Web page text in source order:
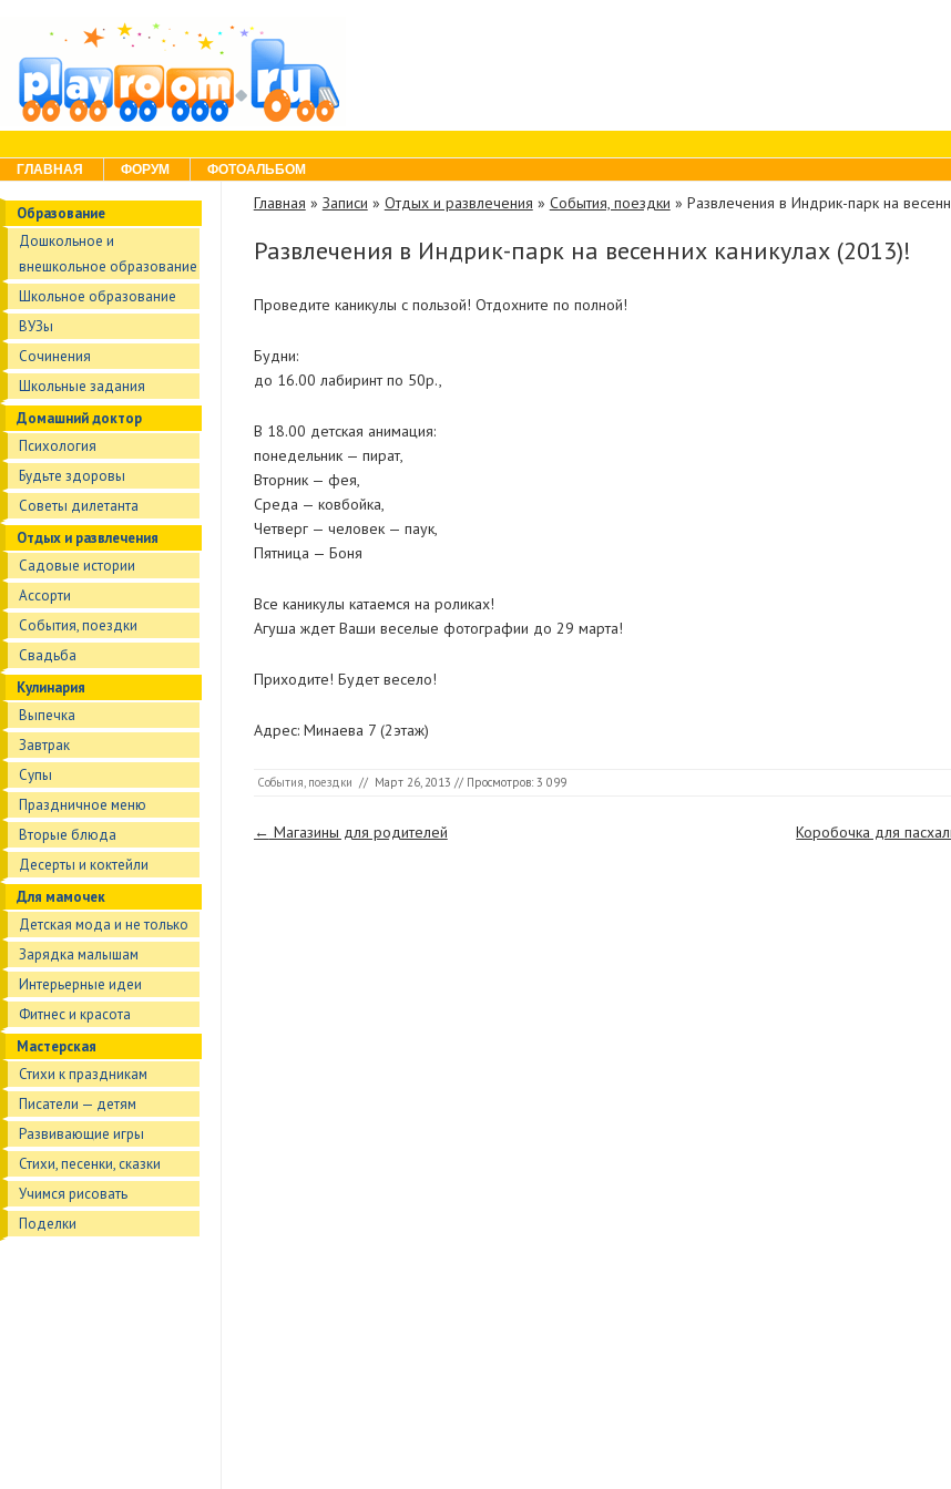
Menu
Skip to content
ГЛАВНАЯ ФОРУМ ФОТОАЛЬБОМ
Образование
Дошкольное и
внешкольное образование
Школьное образование
ВУЗы
Сочинения
Школьные задания
Домашний доктор
Психология
Будьте здоровы
Советы дилетанта
Отдых и развлечения
Садовые истории
Ассорти
События, поездки
Свадьба
Кулинария
Выпечка
Завтрак
Супы
Праздничное меню
Вторые блюда
Десерты и коктейли
Для мамочек
Детская мода и не только
Зарядка малышам
Интерьерные идеи
Фитнес и красота
Мастерская
Стихи к праздникам
Писатели — детям
Развивающие игры
Стихи, песенки, сказки
Учимся рисовать
Поделки
Главная » Записи » Отдых и развлечения » События, поездки » Развлечения в Индрик-парк на
Развлечения в Индрик-парк на весенних каникулах (2013)!
Проведите каникулы с пользой! Отдохните по полной!
Будни:
до 16.00 лабиринт по 50р.,
В 18.00 детская анимация:
понедельник — пират,
Вторник — фея,
Среда — ковбойка,
Четверг — человек — паук,
Пятница — Боня
Все каникулы катаемся на роликах!
Агуша ждет Ваши веселые фотографии до 29 марта!
Приходите! Будет весело!
Адрес: Минаева 7 (2этаж)
События, поездки // Март 26, 2013 // Просмотров: 3 099
Страницы
← Магазины для родителей
Коробочка для